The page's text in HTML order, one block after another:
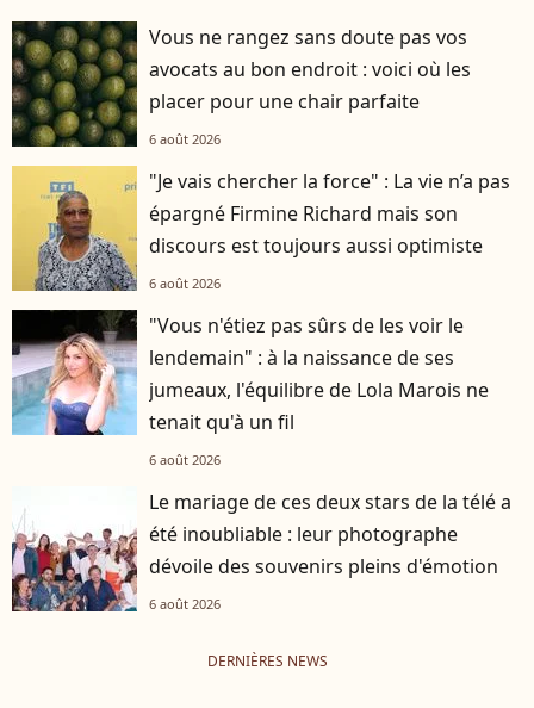
Vous ne rangez sans doute pas vos
avocats au bon endroit : voici où les
placer pour une chair parfaite
6 août 2026
"Je vais chercher la force" : La vie n’a pas
épargné Firmine Richard mais son
discours est toujours aussi optimiste
6 août 2026
"Vous n'étiez pas sûrs de les voir le
lendemain" : à la naissance de ses
jumeaux, l'équilibre de Lola Marois ne
tenait qu'à un fil
6 août 2026
Le mariage de ces deux stars de la télé a
été inoubliable : leur photographe
dévoile des souvenirs pleins d'émotion
6 août 2026
DERNIÈRES NEWS